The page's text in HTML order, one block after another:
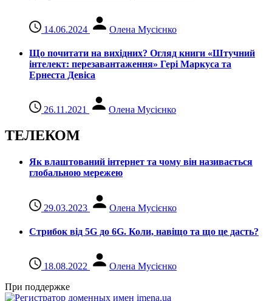
14.06.2024 Олена Мусієнко
Що почитати на вихідних? Огляд книги «Штучний
інтелект: перезавантаження» Гері Маркуса та
Ернеста Девіса
26.11.2021 Олена Мусієнко
ТЕЛЕКОМ
Як влаштований інтернет та чому він називається
глобальною мережею
29.03.2023 Олена Мусієнко
Стрибок від 5G до 6G. Коли, навіщо та що це даcть?
18.08.2022
Олена Мусієнко
При поддержке